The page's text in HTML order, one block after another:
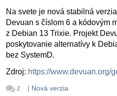
Na svete je nová stabilná
Devuan s číslom 6 a kódovým
z Debian 13 Trixie. Projekt
poskytovanie alternatívy k
bez SystemD.
Zdroj: https://www.devuan.org/
2 | Nová verzia